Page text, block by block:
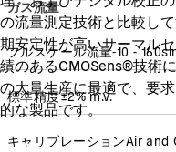
の流量測定技術と比較し
期安定性が高いサーマル
績のあるCMOSens®技術
の大量生産に最適で、要
的な製品です。
ガス流量
フルスケール流量-10 - 160
標準精度±2% m.v.
キャリブレーションAir and